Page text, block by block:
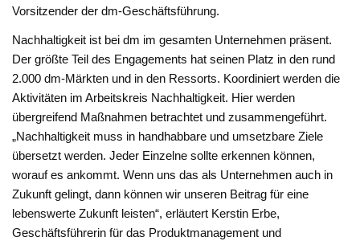
Vorsitzender der dm-Geschäftsführung.
Nachhaltigkeit ist bei dm im gesamten Unternehmen präsent.
Der größte Teil des Engagements hat seinen Platz in den rund
2.000 dm-Märkten und in den Ressorts. Koordiniert werden die
Aktivitäten im Arbeitskreis Nachhaltigkeit. Hier werden
übergreifend Maßnahmen betrachtet und zusammengeführt.
„Nachhaltigkeit muss in handhabbare und umsetzbare Ziele
übersetzt werden. Jeder Einzelne sollte erkennen können,
worauf es ankommt. Wenn uns das als Unternehmen auch in
Zukunft gelingt, dann können wir unseren Beitrag für eine
lebenswerte Zukunft leisten“, erläutert Kerstin Erbe,
Geschäftsführerin für das Produktmanagement und